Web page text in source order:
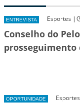
ENTREVISTA Esportes |
Conselho do
prosseguimento
OPORTUNIDADE